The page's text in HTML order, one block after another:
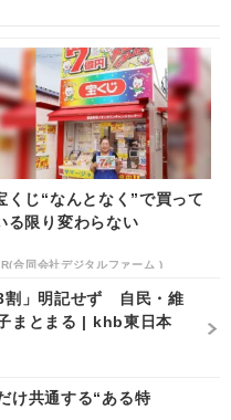
くじ“なんとなく”で買って
る限り変わらない
合同会社デジタルファーム )
割」明記せず 自民・維
まとまる | khb東日本
け共通する“ある特